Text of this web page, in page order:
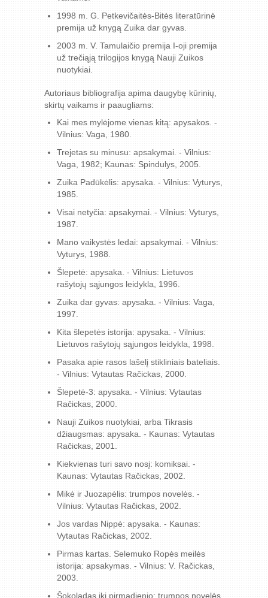
1998 m. G. Petkevičaitės-Bitės literatūrinė
premija už knygą Zuika dar gyvas.
2003 m. V. Tamulaičio premija I-oji premija
už trečiąją trilogijos knygą Nauji Zuikos
nuotykiai.
Autoriaus bibliografija apima daugybę kūrinių,
skirtų vaikams ir paaugliams:
Kai mes mylėjome vienas kitą: apysakos. -
Vilnius: Vaga, 1980.
Trejetas su minusu: apsakymai. - Vilnius:
Vaga, 1982; Kaunas: Spindulys, 2005.
Zuika Padūkėlis: apysaka. - Vilnius: Vyturys,
1985.
Visai netyčia: apsakymai. - Vilnius: Vyturys,
1987.
Mano vaikystės ledai: apsakymai. - Vilnius:
Vyturys, 1988.
Šlepetė: apysaka. - Vilnius: Lietuvos
rašytojų sąjungos leidykla, 1996.
Zuika dar gyvas: apysaka. - Vilnius: Vaga,
1997.
Kita šlepetės istorija: apysaka. - Vilnius:
Lietuvos rašytojų sąjungos leidykla, 1998.
Pasaka apie rasos lašelį stikliniais bateliais.
- Vilnius: Vytautas Račickas, 2000.
Šlepetė-3: apysaka. - Vilnius: Vytautas
Račickas, 2000.
Nauji Zuikos nuotykiai, arba Tikrasis
džiaugsmas: apysaka. - Kaunas: Vytautas
Račickas, 2001.
Kiekvienas turi savo nosį: komiksai. -
Kaunas: Vytautas Račickas, 2002.
Mikė ir Juozapėlis: trumpos novelės. -
Vilnius: Vytautas Račickas, 2002.
Jos vardas Nippė: apysaka. - Kaunas:
Vytautas Račickas, 2002.
Pirmas kartas. Selemuko Ropės meilės
istorija: apsakymas. - Vilnius: V. Račickas,
2003.
Šokoladas iki pirmadienio: trumpos novelės.